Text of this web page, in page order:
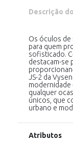
Descrição
Os óculos de
para quem
sofisticado.
destacam-se
JS-2 da
qualquer
únicos, que
urbano e
Atributos